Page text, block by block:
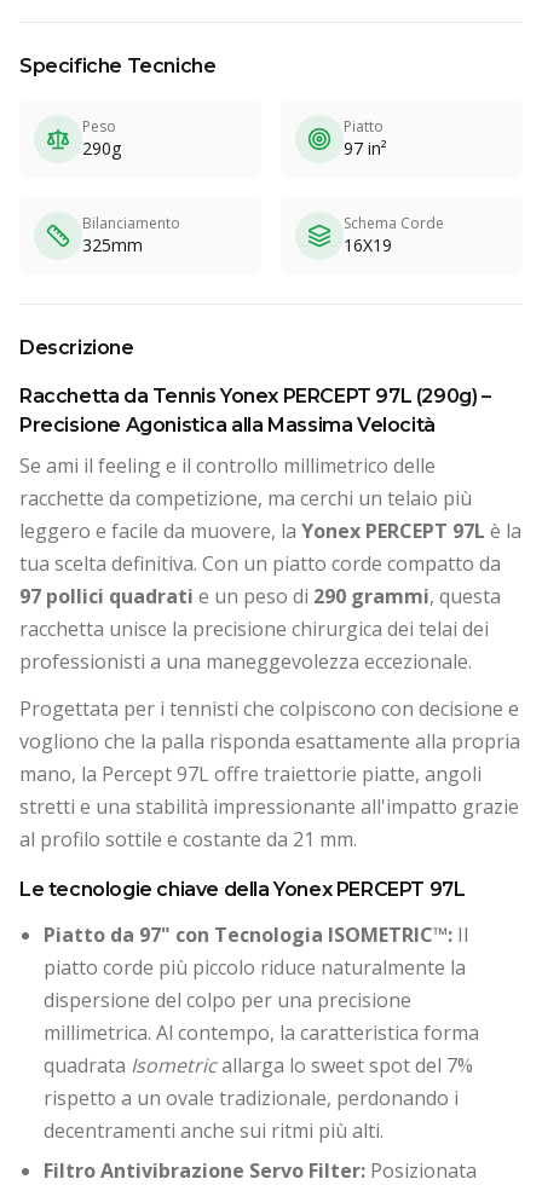
Specifiche Tecniche
Peso
290g
Piatto
97 in²
Bilanciamento
325mm
Schema Corde
16X19
Descrizione
Racchetta da Tennis Yonex PERCEPT 97L (290g) –
Precisione Agonistica alla Massima Velocità
Se ami il feeling e il controllo millimetrico delle
racchette da competizione, ma cerchi un telaio più
leggero e facile da muovere, la Yonex PERCEPT 97L è la
tua scelta definitiva. Con un piatto corde compatto da
97 pollici quadrati e un peso di 290 grammi, questa
racchetta unisce la precisione chirurgica dei telai dei
professionisti a una maneggevolezza eccezionale.
Progettata per i tennisti che colpiscono con decisione e
vogliono che la palla risponda esattamente alla propria
mano, la Percept 97L offre traiettorie piatte, angoli
stretti e una stabilità impressionante all'impatto grazie
al profilo sottile e costante da 21 mm.
Le tecnologie chiave della Yonex PERCEPT 97L
Piatto da 97" con Tecnologia ISOMETRIC™: Il
piatto corde più piccolo riduce naturalmente la
dispersione del colpo per una precisione
millimetrica. Al contempo, la caratteristica forma
quadrata Isometricallarga lo sweet spot del 7%
rispetto a un ovale tradizionale, perdonando i
decentramenti anche sui ritmi più alti.
Filtro Antivibrazione Servo Filter: Posizionata